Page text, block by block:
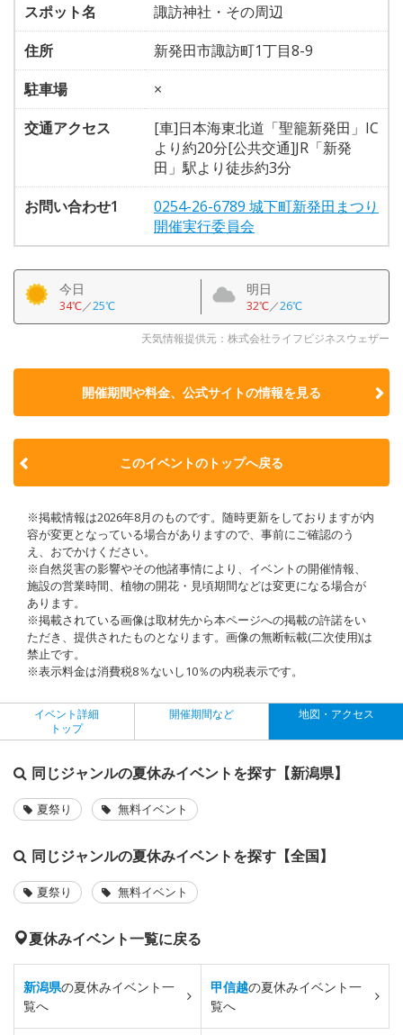
スポット名
諏訪神社・その周辺
住所
新発田市諏訪町1丁目8-9
駐車場
×
交通アクセス
[車]日本海東北道「聖籠新発田」IC
より約20分[公共交通]JR「新発
田」駅より徒歩約3分
お問い合わせ1
0254-26-6789 城下町新発田まつり
開催実行委員会
今日
34℃／25℃
明日
32℃／26℃
天気情報提供元：株式会社ライフビジネスウェザー
開催期間や料金、公式サイトの情報を見る
このイベントのトップへ戻る
※掲載情報は2026年8月のものです。随時更新をしておりますが内
容が変更となっている場合がありますので、事前にご確認のう
え、おでかけください。
※自然災害の影響やその他諸事情により、イベントの開催情報、
施設の営業時間、植物の開花・見頃期間などは変更になる場合が
あります。
※掲載されている画像は取材先から本ページへの掲載の許諾をい
ただき、提供されたものとなります。画像の無断転載(二次使用)は
禁止です。
※表示料金は消費税8％ないし10％の内税表示です。
イベント詳細
トップ
開催期間など 地図・アクセス
同じジャンルの夏休みイベントを探す【新潟県】
夏祭り 無料イベント
同じジャンルの夏休みイベントを探す【全国】
夏祭り 無料イベント
夏休みイベント一覧に戻る
新潟県の夏休みイベント一
覧へ
甲信越の夏休みイベント一
覧へ